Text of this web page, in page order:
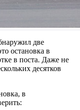
две
остановка в
в поста. Даже не
десятков
в